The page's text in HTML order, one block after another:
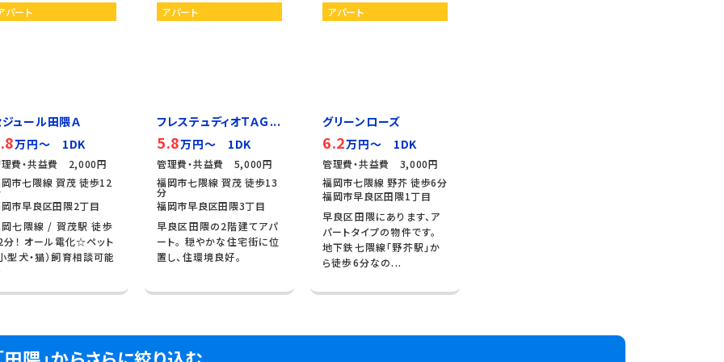
パート
ュール田隈Ａ
万円～ 1DK
費・共益費 2,000円
市七隈線 賀茂 徒歩12
市早良区田隈2丁目
七隈線 / 賀茂駅 徒歩
分！ オール電化☆ペット
型犬・猫）飼育相談可能
アパート
フレステュディオＴＡＧ...
5.8万円～ 1DK
管理費・共益費 5,000円
福岡市七隈線 賀茂 徒歩13
分
福岡市早良区田隈3丁目
早良区田隈の2階建てアパ
ート。 穏やかな住宅街に位
置し、住環境良好。
アパート
グリーンローズ
6.2万円～ 1DK
管理費・共益費 3,000円
福岡市七隈線 野芥 徒歩6分
福岡市早良区田隈1丁目
早良区田隈にあります、ア
パートタイプの物件です。
地下鉄七隈線「野芥駅」か
ら徒歩6分なの...